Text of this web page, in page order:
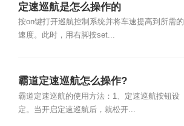
定速巡航是怎么操作的
按on键打开巡航控制系统并将车速提高到所需的
速度。此时，用右脚按set...
霸道定速巡航怎么操作?
霸道定速巡航的使用方法：1、定速巡航按钮设
定。当开启定速巡航后，就松开...